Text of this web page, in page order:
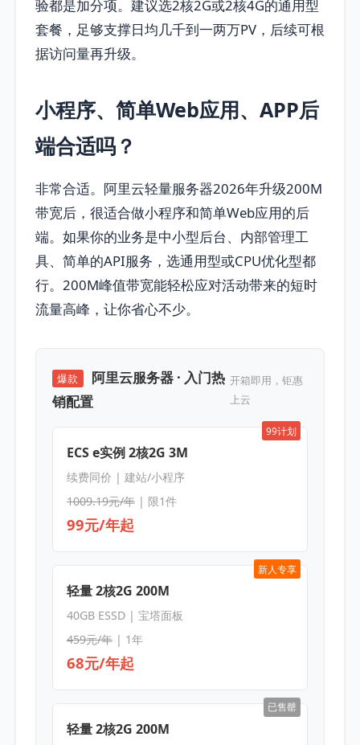
验都是加分项。建议选2核2G或2核4G的通用型
套餐，足够支撑日均几千到一两万PV，后续可根
据访问量再升级。
小程序、简单Web应用、APP后
端合适吗？
非常合适。阿里云轻量服务器2026年升级200M
带宽后，很适合做小程序和简单Web应用的后
端。如果你的业务是中小型后台、内部管理工
具、简单的API服务，选通用型或CPU优化型都
行。200M峰值带宽能轻松应对活动带来的短时
流量高峰，让你省心不少。
爆款
阿里云服务器 · 入门热
销配置
开箱即用，钜惠
上云
99计划
ECS e实例 2核2G 3M
续费同价 | 建站/小程序
1009.19元/年| 限1件
99元/年起
新人专享
轻量 2核2G 200M
40GB ESSD | 宝塔面板
459元/年| 1年
68元/年起
已售罄
轻量 2核2G 200M